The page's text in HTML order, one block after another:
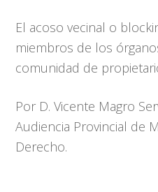
El acoso vecinal o
miembros de los
comunidad de
Por D. Vicente Magro
Audiencia Provincial de
Derecho.